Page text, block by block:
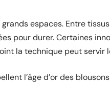
espaces. Entre
pour durer. Certaines
la technique peut servir
l’âge d’or des